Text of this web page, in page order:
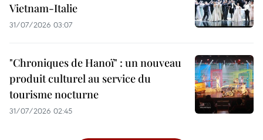
Vietnam-Italie
31/07/2026 03:07
"Chroniques de Hanoï" : un nouveau
produit culturel au service du
tourisme nocturne
31/07/2026 02:45